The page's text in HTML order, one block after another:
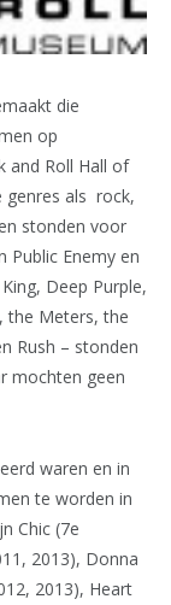
die
op
and Roll Hall of
genres als rock,
stonden voor
Enemy en
Deep Purple,
the Meters, the
Rush – stonden
mochten geen
waren en in
te worden in
Chic (7e
2013), Donna
2013), Heart